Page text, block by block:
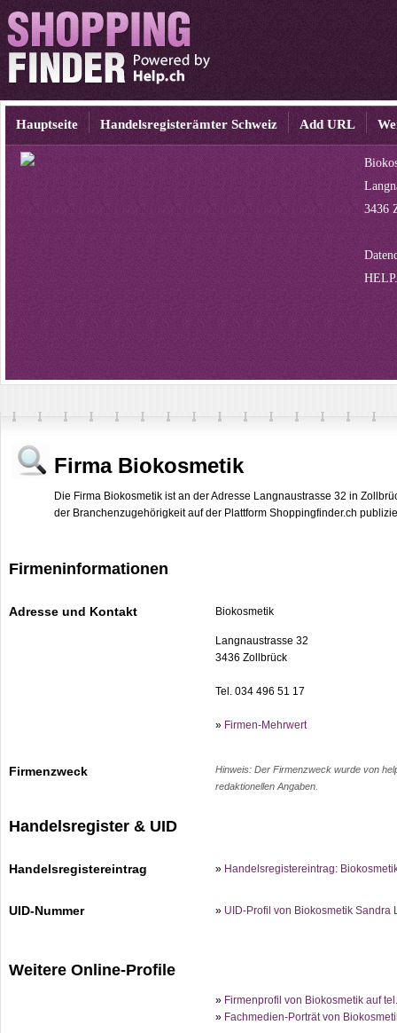
Hauptseite Handelsregisterämter Schweiz Add URL
3436
Firma Biokosmetik
Die Firma Biokosmetik ist an der Adresse Langnaustrasse 32 in
der Branchenzugehörigkeit auf der Plattform Shoppingfinder.ch
Firmeninformationen
Adresse und Kontakt Biokosmetik
Langnaustrasse 32
3436 Zollbrück
Tel. 034 496 51 17
» Firmen-Mehrwert
Firmenzweck
Hinweis: Der Firmenzweck wurde von
redaktionellen Angaben.
Handelsregister & UID
Handelsregistereintrag » Handelsregistereintrag:
UID-Nummer » UID-Profil von Biokosmetik Sandra
Weitere Online-Profile
» Firmenprofil von Biokosmetik auf
» Fachmedien-Porträt von